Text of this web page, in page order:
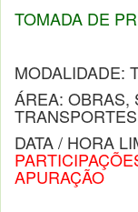
TOMADA DE
MODALIDADE:
ÁREA: OBRAS,
TRANSPORTES
DATA / HORA
APURAÇÃO